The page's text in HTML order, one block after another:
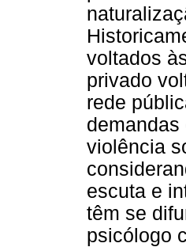
voltados
privado
rede
violência
escuta e
têm se
psicólogo